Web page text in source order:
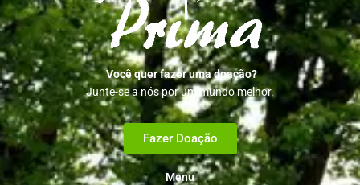
Você quer fazer uma doação?
Junte-se a nós por um mundo melhor.
Fazer Doação
Menu